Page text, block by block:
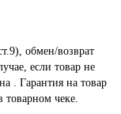
обмен/возврат
если товар не
. Гарантия на товар
товарном чеке.